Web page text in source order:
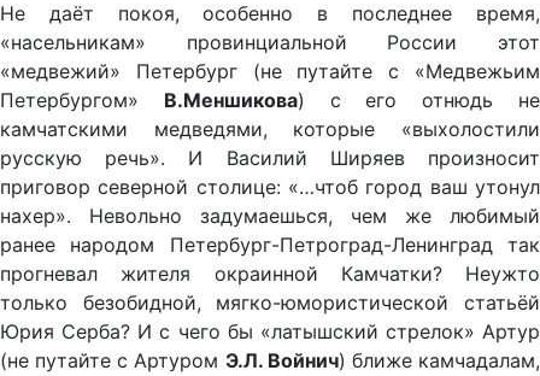
Не даёт покоя, особенно в последнее время,
«насельникам» провинциальной России этот
«медвежий» Петербург (не путайте с «Медвежьим
Петербургом» В.Меншикова) с его отнюдь не
камчатскими медведями, которые «выхолостили
русскую речь». И Василий Ширяев произносит
приговор северной столице: «…чтоб город ваш утонул
нахер». Невольно задумаешься, чем же любимый
ранее народом Петербург-Петроград-Ленинград так
прогневал жителя окраинной Камчатки? Неужто
только безобидной, мягко-юмористической статьёй
Юрия Серба? И с чего бы «латышский стрелок» Артур
(не путайте с Артуром Э.Л. Войнич) ближе камчадалам,